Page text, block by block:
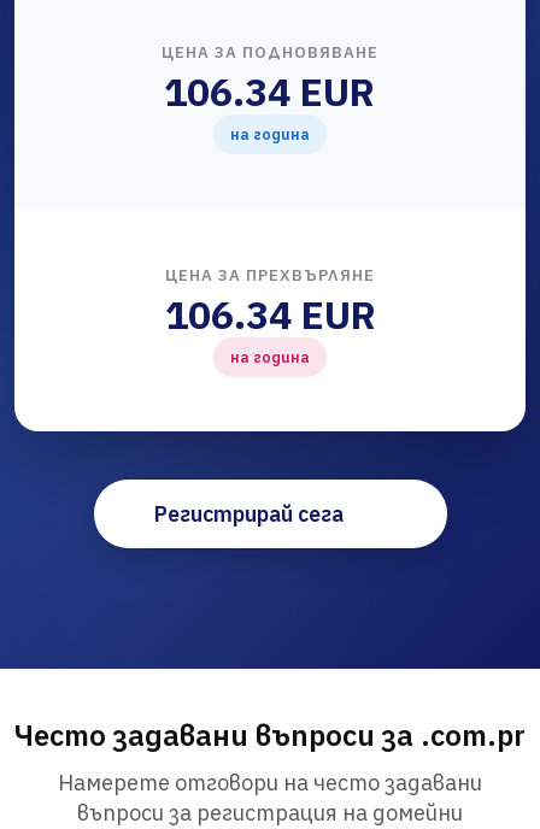
ЦЕНА ЗА ПОДНОВЯВАНЕ
106.34 EUR
на година
ЦЕНА ЗА ПРЕХВЪРЛЯНЕ
106.34 EUR
на година
Регистрирай сега
Често задавани въпроси за .com.pr
Намерете отговори на често задавани
въпроси за регистрация на домейни